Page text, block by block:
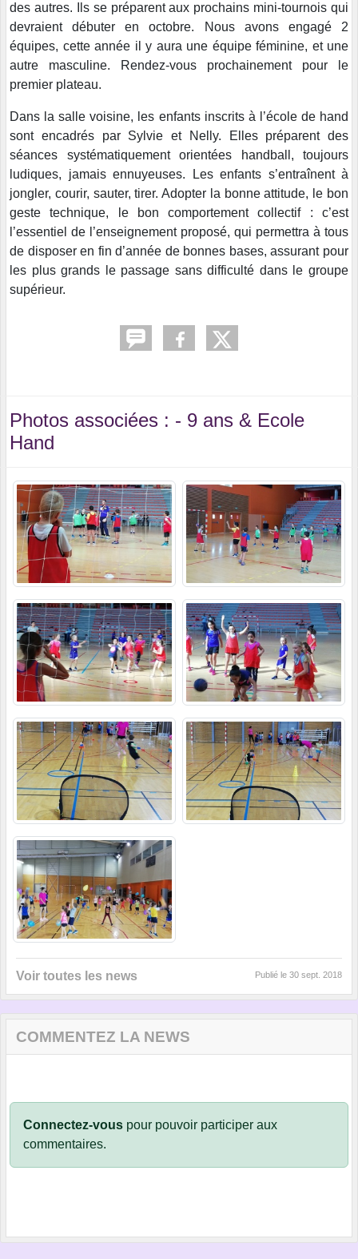
des autres. Ils se préparent aux prochains mini-tournois qui
devraient débuter en octobre. Nous avons engagé 2
équipes, cette année il y aura une équipe féminine, et une
autre masculine. Rendez-vous prochainement pour le
premier plateau.
Dans la salle voisine, les enfants inscrits à l’école de hand
sont encadrés par Sylvie et Nelly. Elles préparent des
séances systématiquement orientées handball, toujours
ludiques, jamais ennuyeuses. Les enfants s’entraînent à
jongler, courir, sauter, tirer. Adopter la bonne attitude, le bon
geste technique, le bon comportement collectif : c’est
l’essentiel de l’enseignement proposé, qui permettra à tous
de disposer en fin d’année de bonnes bases, assurant pour
les plus grands le passage sans difficulté dans le groupe
supérieur.
Photos associées : - 9 ans & Ecole
Hand
Voir toutes les news Publié le 30 sept. 2018
COMMENTEZ LA NEWS
Connectez-vous pour pouvoir participer aux
commentaires.